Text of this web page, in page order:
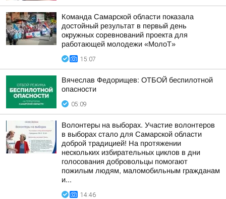
Команда Самарской области показала
достойный результат в первый день
окружных соревнований проекта для
работающей молодежи «МолоТ»
15:07
Вячеслав Федорищев: ОТБОЙ беспилотной
опасности
05:09
Волонтеры на выборах. Участие волонтеров
в выборах стало для Самарской области
доброй традицией! На протяжении
нескольких избирательных циклов в дни
голосования добровольцы помогают
пожилым людям, маломобильным гражданам
и...
14:46